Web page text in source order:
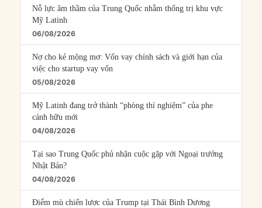
Nỗ lực âm thầm của Trung Quốc nhằm thống trị khu vực
Mỹ Latinh
06/08/2026
Nợ cho kẻ mộng mơ: Vốn vay chính sách và giới hạn của
việc cho startup vay vốn
05/08/2026
Mỹ Latinh đang trở thành “phòng thí nghiệm” của phe
cánh hữu mới
04/08/2026
Tại sao Trung Quốc phủ nhận cuộc gặp với Ngoại trưởng
Nhật Bản?
04/08/2026
Điểm mù chiến lược của Trump tại Thái Bình Dương